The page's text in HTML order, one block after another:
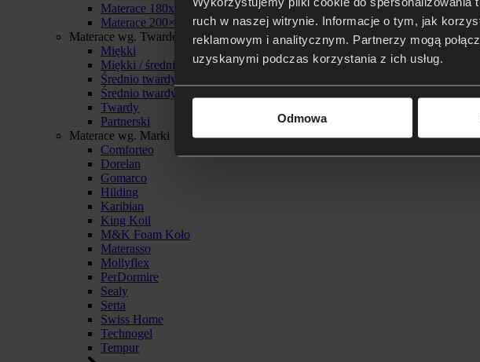
ruch w naszej witrynie. Informacje o tym, jak
reklamowym i analitycznym. Partnerzy mogą
uzyskanymi podczas korzystania z ich usług.
Odmowa
Materace 180x200
Materace 200×200
Materace wg. Twardości
Miękki
Miękki / średnio twardy
Średnio twardy
Średnio twardy / twardy
Twardy
Partnerski
Materace wg. Marki
Comforteo
Dorelan
Gomarco
Hilding
Karibian
King Koil
M&K Foam Koło
Materasso
Mollyflex
PerDormire
Sealy
Serta
Swiss Home
Technogel
Tempur